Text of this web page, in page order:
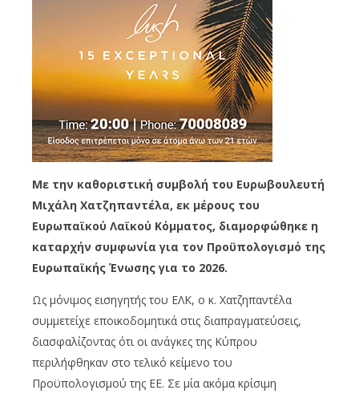
Με την καθοριστική συμβολή του Ευρωβουλευτή
Μιχάλη Χατζηπαντέλα, εκ μέρους του
Ευρωπαϊκού Λαϊκού Κόμματος, διαμορφώθηκε η
καταρχήν συμφωνία για τον Προϋπολογισμό της
Ευρωπαϊκής Ένωσης για το 2026.
Ως μόνιμος εισηγητής του ΕΛΚ, ο κ. Χατζηπαντέλα
συμμετείχε εποικοδομητικά στις διαπραγματεύσεις,
διασφαλίζοντας ότι οι ανάγκες της Κύπρου
περιλήφθηκαν στο τελικό κείμενο του
Προϋπολογισμού της ΕΕ. Σε μία ακόμα κρίσιμη